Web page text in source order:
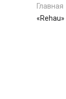
Главная
«Rehau»